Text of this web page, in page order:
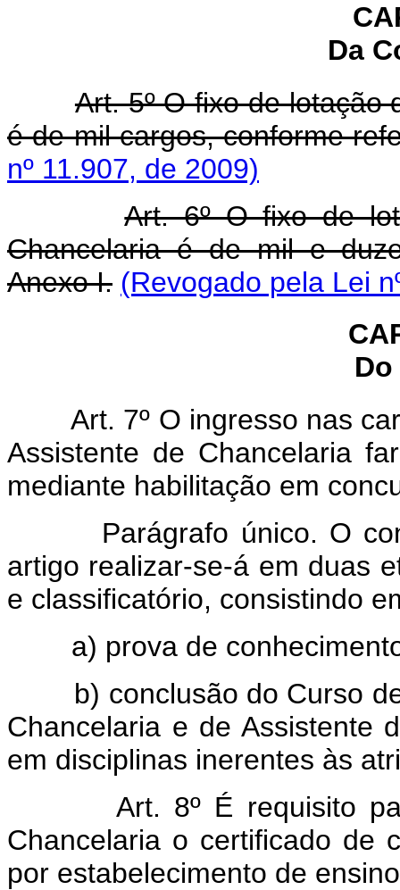
Da
Art. 5º O fixo de lotação
é de mil cargos, conforme
nº 11.907, de 2009)
Art. 6º O fixo de
Chancelaria é de mil e
Anexo I. (Revogado pela Lei
Art. 7º O ingresso nas
Assistente de Chancelaria
mediante habilitação em
Parágrafo único. O
artigo realizar-se-á em duas
e classificatório, consistindo
a) prova de
b) conclusão do Curso de
Chancelaria e de Assistente
em disciplinas inerentes às
Art. 8º É requisito
Chancelaria o certificado de
por estabelecimento de